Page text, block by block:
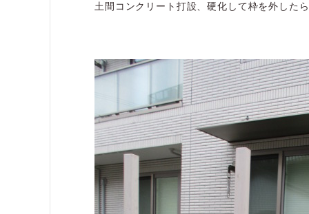
土間コンクリート打設、硬化して枠を外した